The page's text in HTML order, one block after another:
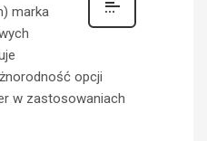
marka
opcji
w zastosowaniach